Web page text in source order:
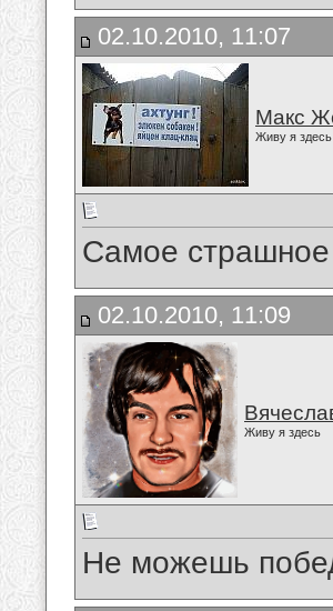
02.10.2010, 11:07
Макс
Живу я здесь
Самое страшное
02.10.2010, 11:09
Живу я здесь
Не можешь